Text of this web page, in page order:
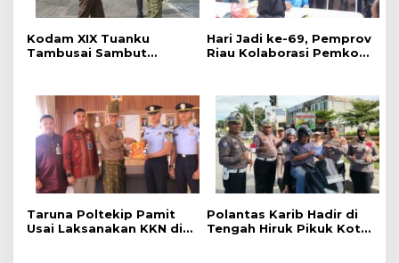
Kodam XIX Tuanku
Tambusai Sambut
Bulqin dan Yonif TP
898/Pancalang Cakti
‎Hari Jadi ke-69, Pemprov
Riau Kolaborasi Pemkot
Taruna Poltekip Pamit
Usai Laksanakan KKN di
Polantas Karib Hadir di
Tengah Hiruk Pikuk Kota